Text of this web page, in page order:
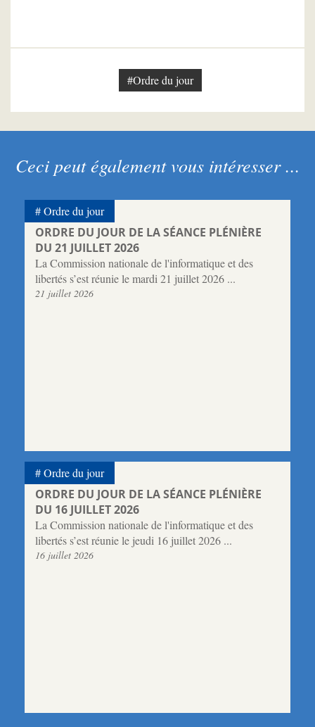
#Ordre du jour
Ceci peut également vous intéresser ...
ORDRE DU JOUR DE LA SÉANCE PLÉNIÈRE
DU 21 JUILLET 2026
La Commission nationale de l'informatique et des
libertés s’est réunie le mardi 21 juillet 2026 ...
21 juillet 2026
Ordre du jour
ORDRE DU JOUR DE LA SÉANCE PLÉNIÈRE
DU 16 JUILLET 2026
La Commission nationale de l'informatique et des
libertés s’est réunie le jeudi 16 juillet 2026 ...
16 juillet 2026
Ordre du jour